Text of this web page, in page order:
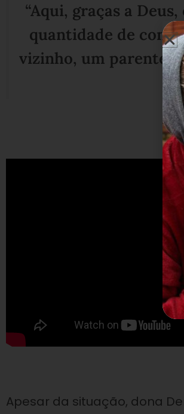
“Aqui, graças a
quantidade de
vizinho, um parente.
Apesar da situação, dona